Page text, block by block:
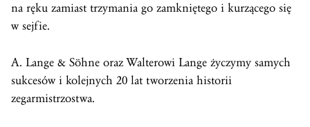
na ręku zamiast trzymania go zamkniętego i kurzącego się
w sejfie.
A. Lange & Söhne oraz Walterowi Lange życzymy samych
sukcesów i kolejnych 20 lat tworzenia historii
zegarmistrzostwa.